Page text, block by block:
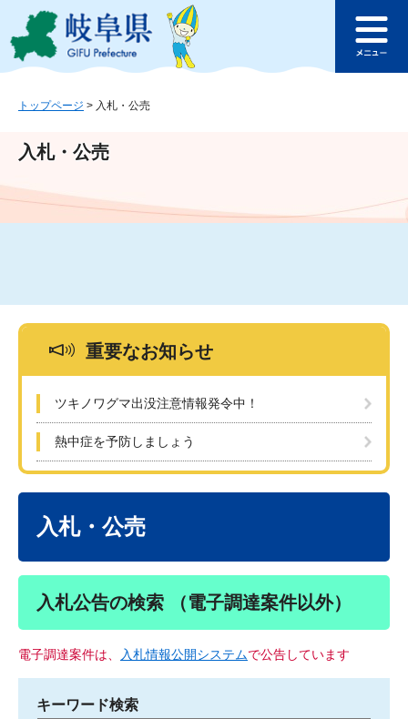
ジ
ュ
文
このページの本文へ
ュ
トップページ > 入札・公売
入札・公売
重要なお知らせ
ツキノワグマ出没注意情報発令中！
熱中症を予防しましょう
入札・公売
入札公告の検索 （電子調達案件以外）
電子調達案件は、 入札情報公開システムで公告しています
キーワード検索